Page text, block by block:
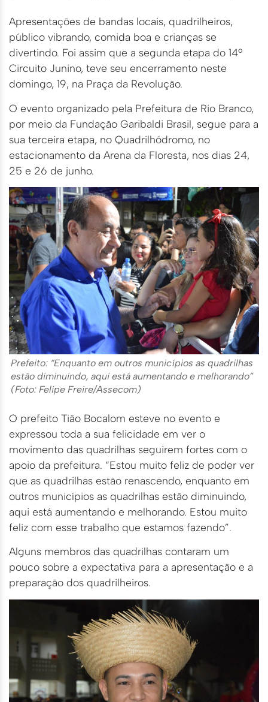
Apresentações de bandas locais, quadrilheiros,
público vibrando, comida boa e crianças se
divertindo. Foi assim que a segunda etapa do 14º
Circuito Junino, teve seu encerramento neste
domingo, 19, na Praça da Revolução.
O evento organizado pela Prefeitura de Rio Branco,
por meio da Fundação Garibaldi Brasil, segue para a
sua terceira etapa, no Quadrilhódromo, no
estacionamento da Arena da Floresta, nos dias 24,
25 e 26 de junho.
Prefeito: “Enquanto em outros municípios as quadrilhas
estão diminuindo, aqui está aumentando e melhorando”
(Foto: Felipe Freire/Assecom)
O prefeito Tião Bocalom esteve no evento e
expressou toda a sua felicidade em ver o
movimento das quadrilhas seguirem fortes com o
apoio da prefeitura. “Estou muito feliz de poder ver
que as quadrilhas estão renascendo, enquanto em
outros municípios as quadrilhas estão diminuindo,
aqui está aumentando e melhorando. Estou muito
feliz com esse trabalho que estamos fazendo”.
Alguns membros das quadrilhas contaram um
pouco sobre a expectativa para a apresentação e a
preparação dos quadrilheiros.